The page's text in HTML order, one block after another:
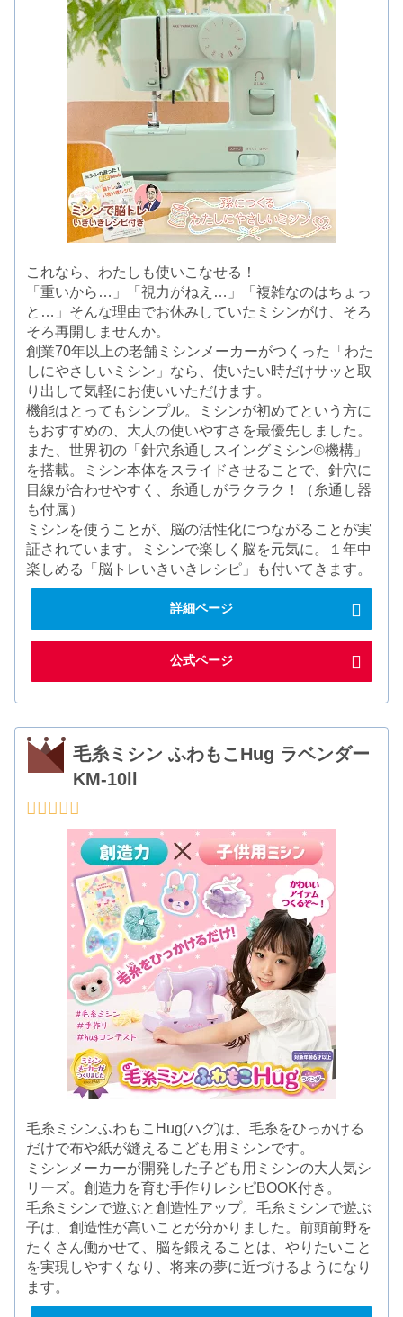
これなら、わたしも使いこなせる！
「重いから…」「視力がねえ…」「複雑なのはちょっ
と…」そんな理由でお休みしていたミシンがけ、そろ
そろ再開しませんか。
創業70年以上の老舗ミシンメーカーがつくった「わた
しにやさしいミシン」なら、使いたい時だけサッと取
り出して気軽にお使いいただけます。
機能はとってもシンプル。ミシンが初めてという方に
もおすすめの、大人の使いやすさを最優先しました。
また、世界初の「針穴糸通しスイングミシン©機構」
を搭載。ミシン本体をスライドさせることで、針穴に
目線が合わせやすく、糸通しがラクラク！（糸通し器
も付属）
ミシンを使うことが、脳の活性化につながることが実
証されています。ミシンで楽しく脳を元気に。１年中
楽しめる「脳トレいきいきレシピ」も付いてきます。
詳細ページ
公式ページ
毛糸ミシン ふわもこHug ラベンダー
KM-10ll
毛糸ミシンふわもこHug(ハグ)は、毛糸をひっかける
だけで布や紙が縫えるこども用ミシンです。
ミシンメーカーが開発した子ども用ミシンの大人気シ
リーズ。創造力を育む手作りレシピBOOK付き。
毛糸ミシンで遊ぶと創造性アップ。毛糸ミシンで遊ぶ
子は、創造性が高いことが分かりました。前頭前野を
たくさん働かせて、脳を鍛えることは、やりたいこと
を実現しやすくなり、将来の夢に近づけるようになり
ます。